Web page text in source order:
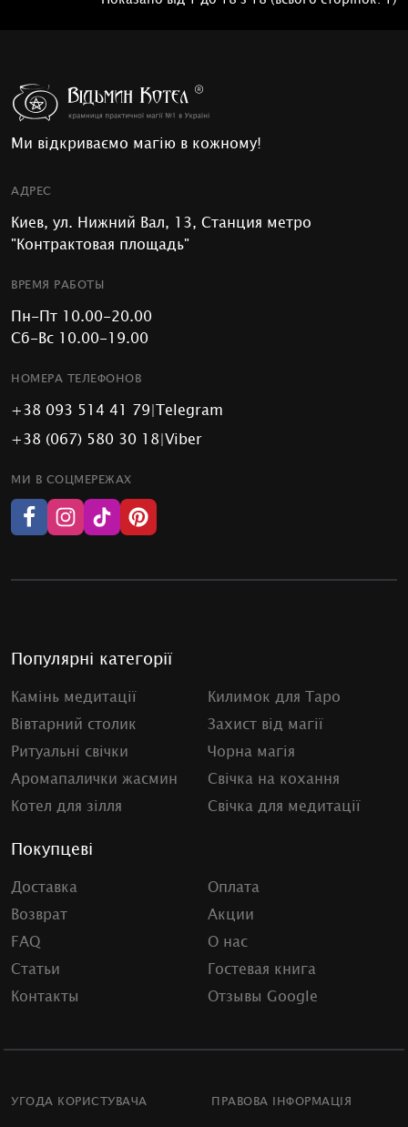
Ми відкриваємо магію в кожному!
АДРЕС
Киев, ул. Нижний Вал, 13, Станция метро
"Контрактовая площадь"
ВРЕМЯ РАБОТЫ
Пн-Пт 10.00-20.00
Сб-Вс 10.00-19.00
НОМЕРА ТЕЛЕФОНОВ
+38 093 514 41 79|Telegram
+38 (067) 580 30 18|Viber
МИ В СОЦМЕРЕЖАХ
Популярні категорії
Камінь медитації
Килимок для Таро
Вівтарний столик
Захист від магії
Ритуальні свічки
Чорна магія
Аромапалички жасмин
Свічка на кохання
Котел для зілля
Свічка для медитації
Покупцеві
Доставка
Оплата
Возврат
Акции
FAQ
О нас
Статьи
Гостевая книга
Контакты
Отзывы Google
УГОДА КОРИСТУВАЧА ПРАВОВА ІНФОРМАЦІЯ